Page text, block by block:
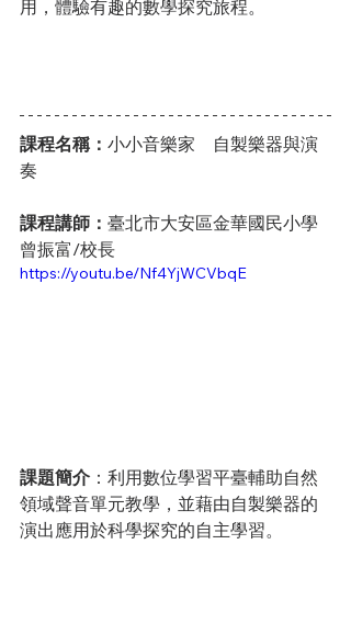
用，體驗有趣的數學探究旅程。
課程名稱： 小小音樂家　自製樂器與演
奏
課程講師： 臺北市大安區金華國民小學
曾振富/校長
https://youtu.be/Nf4YjWCVbqE
課題簡介 ：利用數位學習平臺輔助自然
領域聲音單元教學，並藉由自製樂器的
演出應用於科學探究的自主學習。